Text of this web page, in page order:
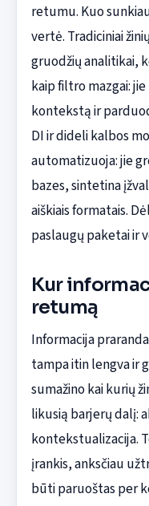
retumu. Kuo
vertė. Tradiciniai
gruodžių analitikai,
kaip filtro mazgai:
kontekstą ir
DI ir dideli kalbos
automatizuoja: jie
bazes, sintetina
aiškiais formatais.
paslaugų paketai ir
Kur
retumą
Informacija
tampa itin lengva ir
sumažino kai kurių
likusią barjerų dalį:
kontekstualizacija.
įrankis, anksčiau
būti paruoštas per